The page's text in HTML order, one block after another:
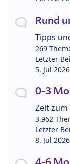
Rund
Tipps
269
Letzter
5. Jul
0-3
Zeit zum
3.962
Letzter
8. Jul
4-6